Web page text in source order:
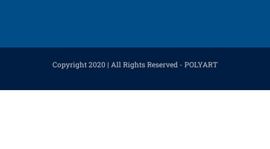
Copyright 2020 | All Rights Reserved - POLYART